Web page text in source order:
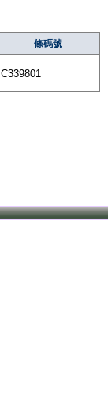
條碼號
C339801